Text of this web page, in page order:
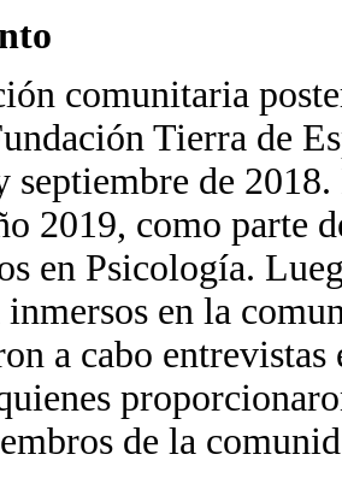
comunitaria
Tierra de
septiembre de
2019, como parte
en Psicología.
en la
a cabo
de la